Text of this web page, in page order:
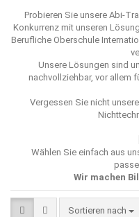
Probieren Sie unsere Abi-
Konkurrenz mit unseren
Berufliche Oberschule
Unsere Lösungen sind
nachvollziehbar, vor allem
Vergessen Sie nicht
Wählen Sie einfach aus
Wir machen
Sortieren nach
Sortieren nach